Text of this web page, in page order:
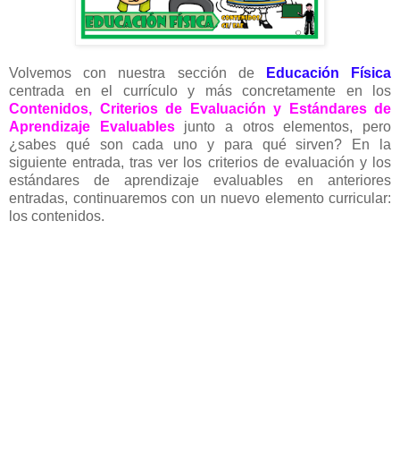
Volvemos con nuestra sección de
Educación Física
centrada en el currículo y más concretamente en los
Contenidos, Criterios de Evaluación y Estándares de
Aprendizaje Evaluablesjunto a otros elementos, pero
¿sabes qué son cada uno y para qué sirven? En la
siguiente entrada, tras ver los criterios de evaluación y los
estándares de aprendizaje evaluables en anteriores
entradas, continuaremos con un nuevo elemento curricular:
los contenidos.